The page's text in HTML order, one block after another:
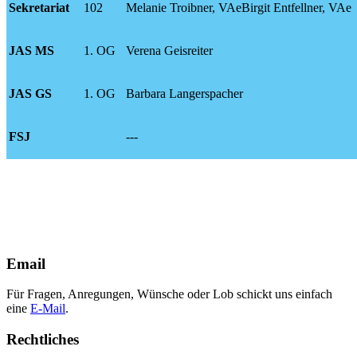
Sekretariat 102 Melanie Troibner, VAeBirgit Entfellner, VAe
JAS MS 1. OG Verena Geisreiter
JAS GS 1. OG Barbara Langerspacher
FSJ ---
Email
Für Fragen, Anregungen, Wünsche oder Lob schickt uns einfach
eine E-Mail.
Rechtliches